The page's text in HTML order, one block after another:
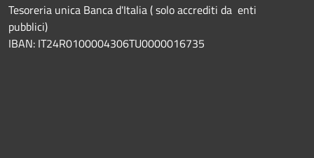
Tesoreria unica Banca d'Italia ( solo accrediti da enti
pubblici)
IBAN: IT24R0100004306TU0000016735